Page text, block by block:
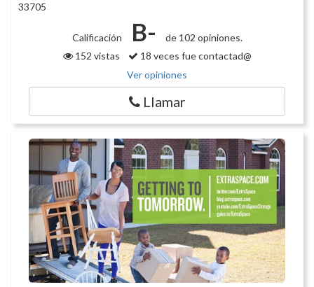
33705
Calificación B-
de 102 opiniones.
152 vistas
18 veces fue contactad@
Ver opiniones
Llamar